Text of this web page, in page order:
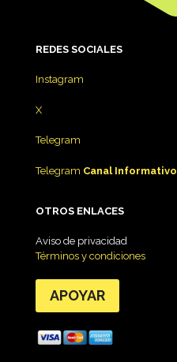
REDES SOCIALES
Instagram
X
Telegram
Telegram Canal Informativo
OTROS ENLACES
Aviso de privacidad
Términos y condiciones
APOYAR